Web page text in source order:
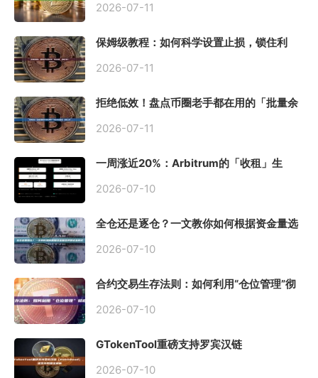
2026-07-11
保姆级教程：如何科学设置止损，锁住利
2026-07-11
拒绝低效！盘点币圈老手都在用的「批量余
2026-07-11
一周涨近20%：Arbitrum的「收租」生
2026-07-10
全仓还是逐仓？一文教你如何根据资金量选
2026-07-10
合约交易生存法则：如何利用“仓位管理”彻
2026-07-10
GTokenTool重磅支持罗宾汉链
2026-07-10